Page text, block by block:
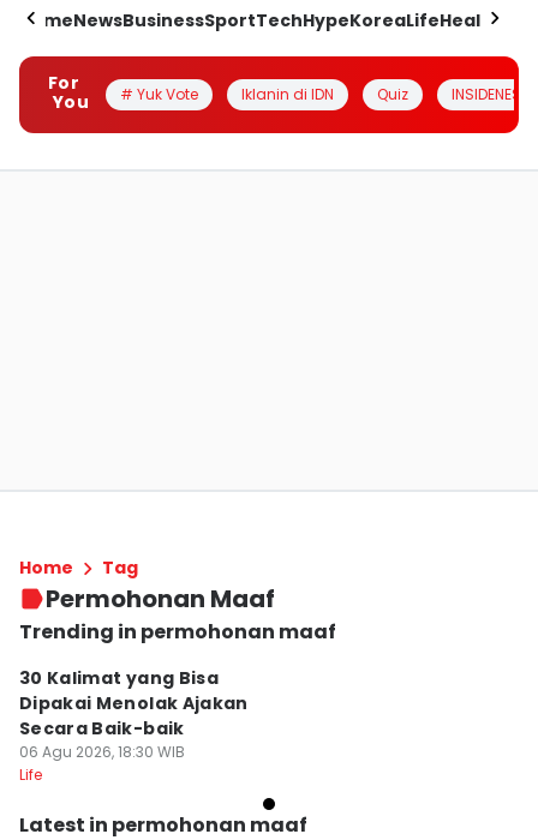
HomeNewsBusinessSportTechHypeKoreaLifeHealth
For
You
# Yuk Vote Iklanin di IDN Quiz INSIDENESIA
Home Tag
Permohonan Maaf
Trending in permohonan maaf
30 Kalimat yang Bisa
Dipakai Menolak Ajakan
Secara Baik-baik
06 Agu 2026, 18:30 WIB
Life
Latest in permohonan maaf